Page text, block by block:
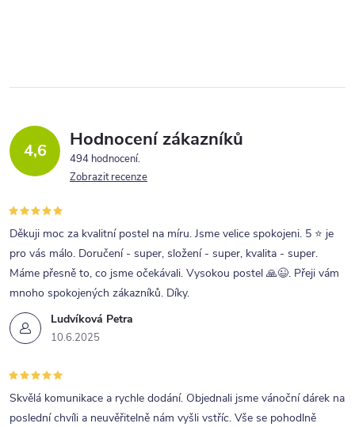
4,6 Hodnocení zákazníků
494 hodnocení
Zobrazit recenze
Ludvíková Petra
10.6.2025
Děkuji moc za kvalitní postel na míru. Jsme velice spokojeni. 5 ⭐ je
pro vás málo. Doručení - super, složení - super, kvalita - super.
Máme přesně to, co jsme očekávali. Vysokou postel 🙏😉. Přeji vám
mnoho spokojených zákazníků. Díky.
Skvělá komunikace a rychle dodání. Objednali jsme vánoční dárek na
poslední chvíli a neuvěřitelně nám vyšli vstříc. Vše se pohodlně